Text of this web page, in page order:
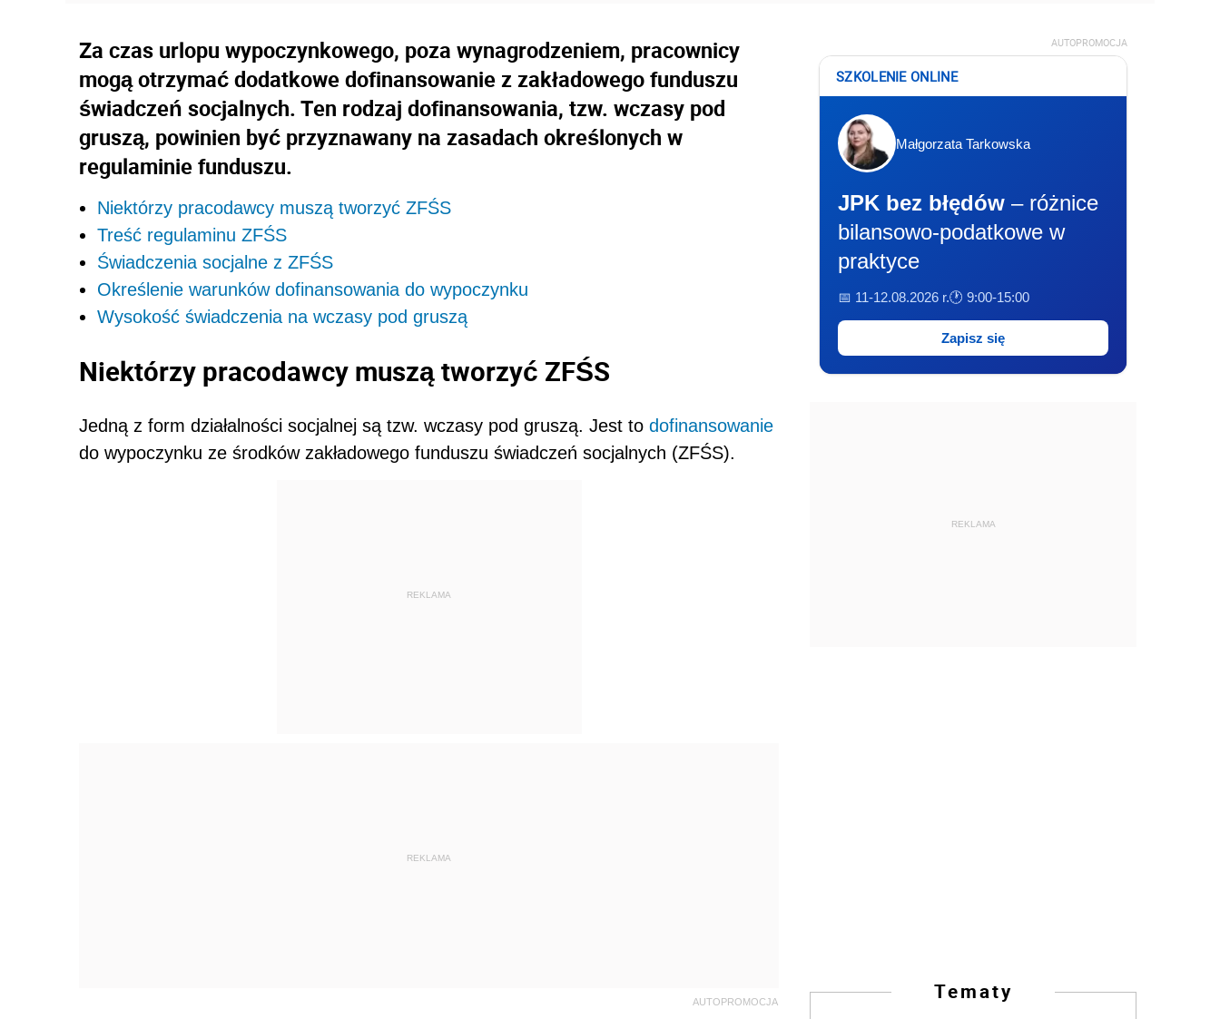
Za czas urlopu wypoczynkowego, poza wynagrodzeniem, pracownicy
mogą otrzymać dodatkowe dofinansowanie z zakładowego funduszu
świadczeń socjalnych. Ten rodzaj dofinansowania, tzw. wczasy pod
gruszą, powinien być przyznawany na zasadach określonych w
regulaminie funduszu.
Niektórzy pracodawcy muszą tworzyć ZFŚS
Treść regulaminu ZFŚS
Świadczenia socjalne z ZFŚS
Określenie warunków dofinansowania do wypoczynku
Wysokość świadczenia na wczasy pod gruszą
Niektórzy pracodawcy muszą tworzyć ZFŚS
Jedną z form działalności socjalnej są tzw. wczasy pod gruszą. Jest to dofinansowanie
do wypoczynku ze środków zakładowego funduszu świadczeń socjalnych (ZFŚS).
REKLAMA
REKLAMA
AUTOPROMOCJA
AUTOPROMOCJA
SZKOLENIE ONLINE
Małgorzata Tarkowska
JPK bez błędów – różnice
bilansowo-podatkowe w
praktyce
📅 11-12.08.2026 r.🕐 9:00-15:00
Zapisz się
REKLAMA
Tematy